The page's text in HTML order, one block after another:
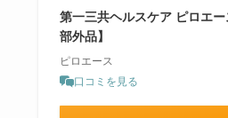
第一三共ヘルスケア ピロエ
部外品】
ピロエース
口コミを見る